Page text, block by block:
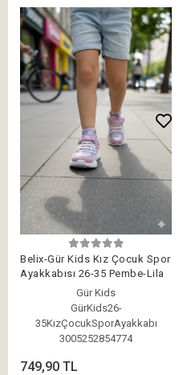
Belix-Gür Kids Kız Çocuk Spor
Ayakkabısı 26-35 Pembe-Lila
Gür Kids
GürKids26-
35KızÇocukSporAyakkabı
3005252854774
749,90 TL